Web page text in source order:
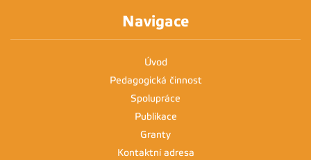
Navigace
Úvod
Pedagogická činnost
Spolupráce
Publikace
Granty
Kontaktní adresa